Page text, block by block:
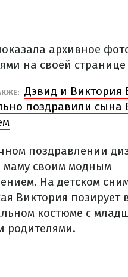
архивное
на своей странице
Дэвид и Виктория
поздравили сына
поздравлении
маму своим модным
На детском
Виктория позирует
костюме с
родителями.